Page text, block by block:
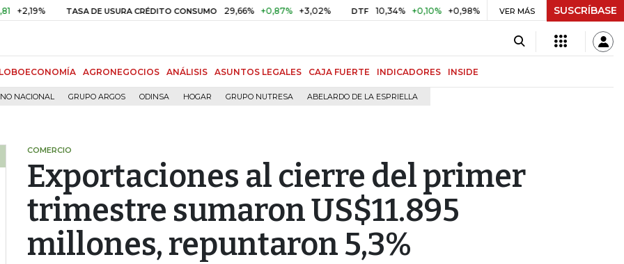
TASA DE USURA CRÉDITO CONSUMO 29,66% +0,87% +3,02% DTF 10,34% +0,10% +0,98% UVR $ 417,01 +$ 0,05 +0,01%
VER MÁS SUSCRÍBASE
AGRONEGOCIOS ANÁLISIS ASUNTOS LEGALES CAJA FUERTE INDICADORES INSIDE
NACIONAL GRUPO ARGOS ODINSA HOGAR GRUPO NUTRESA ABELARDO DE LA ESPRIELLA
COMERCIO
Exportaciones al cierre del primer
trimestre sumaron US$11.895
millones, repuntaron 5,3%